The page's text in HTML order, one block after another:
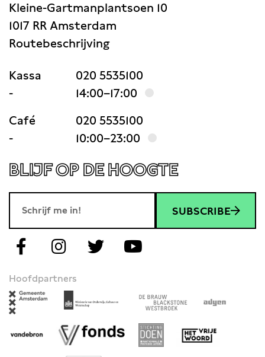
Kleine-Gartmanplantsoen 10
1017 RR Amsterdam
Routebeschrijving
Kassa
020 5535100
-
14:00–17:00
Café
020 5535100
-
10:00–23:00
BLIJF OP DE HOOGTE
SUBSCRIBE
Hoofdpartners